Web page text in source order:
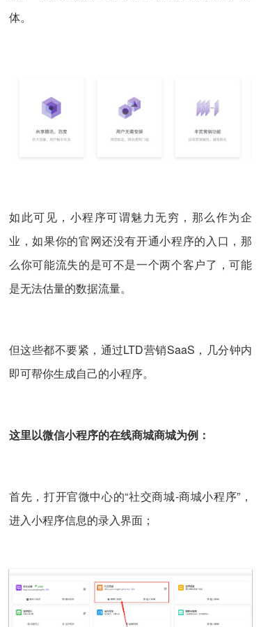
体。
如此可见，小程序可谓魅力无穷，那么作为企
业，如果你的官网还没有开通小程序的入口，那
么你可能流失的是可不是一个两个客户了，可能
是无法估量的数据流量。
但这些都不要紧，通过LTD营销SaaS，几分钟内
即可帮你生成自己的小程序。
这里以微信小程序的在线商城商城为例：
首先，打开官微中心的“社交商城-商城小程序”，
进入小程序信息的录入界面；